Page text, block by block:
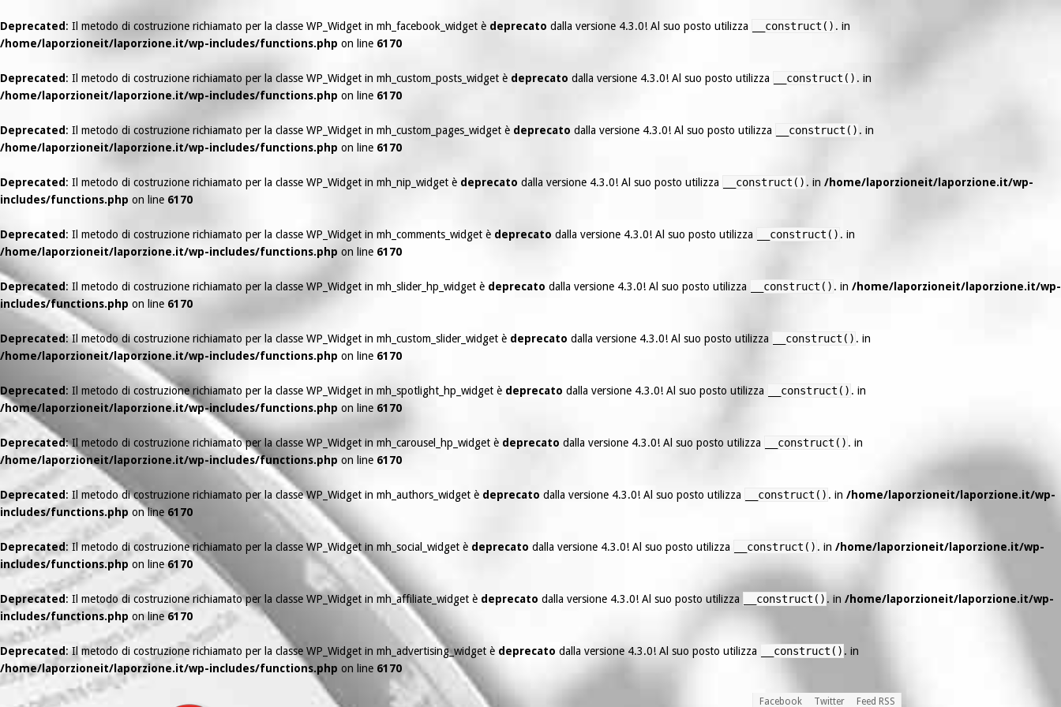
Deprecated : Il metodo di costruzione richiamato per la classe WP_Widget in mh_facebook_widget è deprecato dalla versione 4.3.0! Al suo posto utilizza __construct() . in
/home/laporzioneit/laporzione.it/wp-includes/functions.php on line 6170
Deprecated : Il metodo di costruzione richiamato per la classe WP_Widget in mh_custom_posts_widget è deprecato dalla versione 4.3.0! Al suo posto utilizza __construct() . in
/home/laporzioneit/laporzione.it/wp-includes/functions.php on line 6170
Deprecated : Il metodo di costruzione richiamato per la classe WP_Widget in mh_custom_pages_widget è deprecato dalla versione 4.3.0! Al suo posto utilizza __construct() . in
/home/laporzioneit/laporzione.it/wp-includes/functions.php on line 6170
Deprecated : Il metodo di costruzione richiamato per la classe WP_Widget in mh_nip_widget è deprecato dalla versione 4.3.0! Al suo posto utilizza __construct() . in /home/laporzioneit/laporzione.it/wp-
includes/functions.php on line 6170
Deprecated : Il metodo di costruzione richiamato per la classe WP_Widget in mh_comments_widget è deprecato dalla versione 4.3.0! Al suo posto utilizza __construct() . in
/home/laporzioneit/laporzione.it/wp-includes/functions.php on line 6170
Deprecated : Il metodo di costruzione richiamato per la classe WP_Widget in mh_slider_hp_widget è deprecato dalla versione 4.3.0! Al suo posto utilizza __construct() . in /home/laporzioneit/laporzione.it/wp-
includes/functions.php on line 6170
Deprecated: Il metodo di costruzione richiamato per la classe WP_Widget in mh_custom_slider_widget è deprecato dalla versione 4.3.0! Al suo posto utilizza __construct() . in
/home/laporzioneit/laporzione.it/wp-includes/functions.php on line 6170
Deprecated : Il metodo di costruzione richiamato per la classe WP_Widget in mh_spotlight_hp_widget è deprecato dalla versione 4.3.0! Al suo posto utilizza __construct() . in
/home/laporzioneit/laporzione.it/wp-includes/functions.php on line 6170
Deprecated: Il metodo di costruzione richiamato per la classe WP_Widget in mh_carousel_hp_widget è deprecato dalla versione 4.3.0! Al suo posto utilizza __construct() . in
/home/laporzioneit/laporzione.it/wp-includes/functions.php on line 6170
Deprecated : Il metodo di costruzione richiamato per la classe WP_Widget in mh_authors_widget è deprecato dalla versione 4.3.0! Al suo posto utilizza __construct() . in /home/laporzioneit/laporzione.it/wp-
includes/functions.php on line 6170
Deprecated : Il metodo di costruzione richiamato per la classe WP_Widget in mh_social_widget è deprecato dalla versione 4.3.0! Al suo posto utilizza __construct() . in /home/laporzioneit/laporzione.it/wp-
includes/functions.php on line6170
Deprecated : Il metodo di costruzione richiamato per la classe WP_Widget in mh_affiliate_widget è deprecato dalla versione 4.3.0! Al suo posto utilizza __construct() . in /home/laporzioneit/laporzione.it/wp-
includes/functions.php on line 6170
Deprecated: Il metodo di costruzione richiamato per la classe WP_Widget in mh_advertising_widget è deprecato dalla versione 4.3.0! Al suo posto utilizza __construct() . in
/home/laporzioneit/laporzione.it/wp-includes/functions.php on line 6170
Facebook Twitter Feed RSS